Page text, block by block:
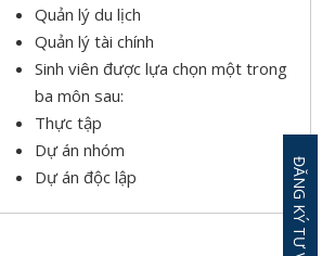
Quản lý du lịch
Quản lý tài chính
Sinh viên được lựa chọn một trong
ba môn sau:
Thực tập
Dự án nhóm
Dự án độc lập